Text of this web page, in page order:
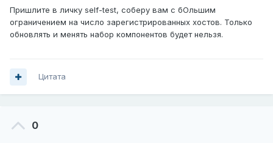
Пришлите в личку self-test, соберу вам с бОльшим
ограничением на число зарегистрированных хостов. Только
обновлять и менять набор компонентов будет нельзя.
Цитата
0